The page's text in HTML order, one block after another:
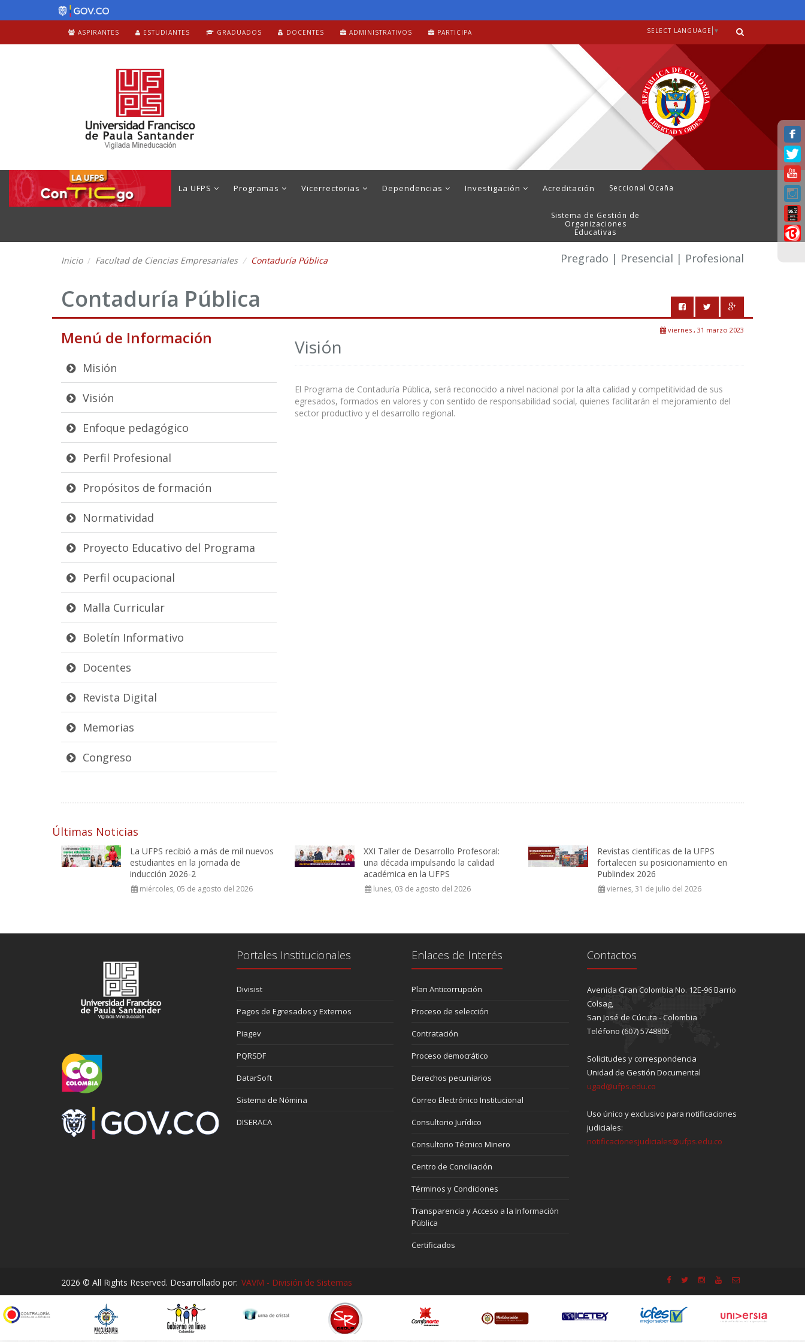
ASPIRANTES ESTUDIANTES GRADUADOS DOCENTES ADMINISTRATIVOS PARTICIPA SELECT LANGUAGE ▼
La UFPS Programas Vicerrectorias Dependencias Investigación Acreditación Seccional Ocaña
Sistema de Gestión de
Organizaciones
Educativas
Inicio Facultad de Ciencias Empresariales Contaduría Pública Pregrado | Presencial | Profesional
Contaduría Pública
Menú de Información
Misión
Visión
Enfoque pedagógico
Perfil Profesional
Propósitos de formación
Normatividad
Proyecto Educativo del Programa
Perfil ocupacional
Malla Curricular
Boletín Informativo
Docentes
Revista Digital
Memorias
Congreso
viernes , 31 marzo 2023
Visión
El Programa de Contaduría Pública, será reconocido a nivel nacional por la alta calidad y competitividad de sus
egresados, formados en valores y con sentido de responsabilidad social, quienes facilitarán el mejoramiento del
sector productivo y el desarrollo regional.
Últimas Noticias
La UFPS recibió a más de mil nuevos
estudiantes en la jornada de
inducción 2026-2
miércoles, 05 de agosto del 2026
XXI Taller de Desarrollo Profesoral:
una década impulsando la calidad
académica en la UFPS
lunes, 03 de agosto del 2026
Revistas científicas de la UFPS
fortalecen su posicionamiento en
Publindex 2026
viernes, 31 de julio del 2026
Portales Institucionales
Divisist
Pagos de Egresados y Externos
Piagev
PQRSDF
DatarSoft
Sistema de Nómina
DISERACA
Enlaces de Interés
Plan Anticorrupción
Proceso de selección
Contratación
Proceso democrático
Derechos pecuniarios
Correo Electrónico Institucional
Consultorio Jurídico
Consultorio Técnico Minero
Centro de Conciliación
Términos y Condiciones
Transparencia y Acceso a la Información
Pública
Certificados
Contactos
Avenida Gran Colombia No. 12E-96 Barrio
Colsag,
San José de Cúcuta - Colombia
Teléfono (607) 5748805
Solicitudes y correspondencia
Unidad de Gestión Documental
ugad@ufps.edu.co
Uso único y exclusivo para notificaciones
judiciales:
notificacionesjudiciales@ufps.edu.co
2026 © All Rights Reserved. Desarrollado por: VAVM - División de Sistemas